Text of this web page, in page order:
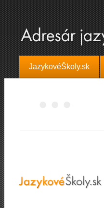
JazykovéŠkoly.sk